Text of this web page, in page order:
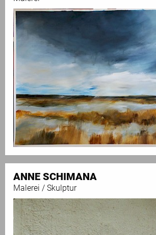
ANNE SCHIMANA
Malerei / Skulptur